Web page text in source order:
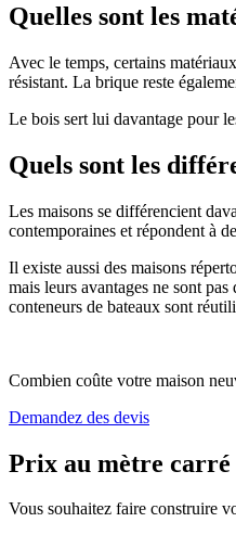
Quelles sont les
Avec le temps, certains
résistant. La brique reste
Le bois sert lui davantage pour
Quels sont les
Les maisons se différencient
contemporaines et répondent à
Il existe aussi des maisons
mais leurs avantages ne sont
conteneurs de bateaux sont
Combien coûte votre maison
Demandez des devis
Prix au mètre carré
Vous souhaitez faire construire